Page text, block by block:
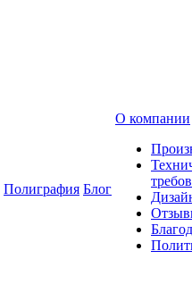
Полиграфия Блог
О компании